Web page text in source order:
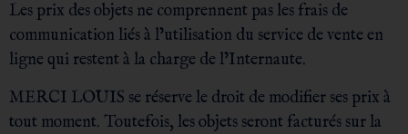
Les prix des objets ne comprennent pas les frais de
communication liés à l’utilisation du service de vente en
ligne qui restent à la charge de l’Internaute.
MERCI LOUIS se réserve le droit de modifier ses prix à
tout moment. Toutefois, les objets seront facturés sur la